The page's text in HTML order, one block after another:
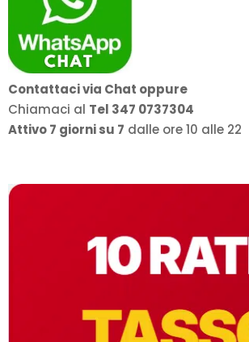
Contattaci via Chat oppure
Chiamaci al Tel 347 0737304
Attivo 7 giorni su 7 dalle ore 10 alle 22